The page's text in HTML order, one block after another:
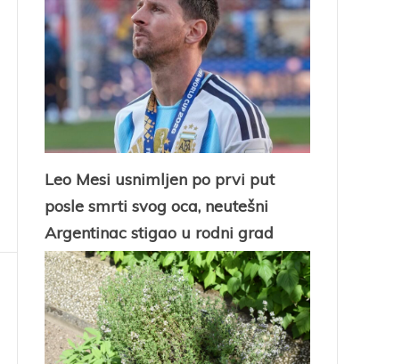
Leo Mesi usnimljen po prvi put
posle smrti svog oca, neutešni
Argentinac stigao u rodni grad